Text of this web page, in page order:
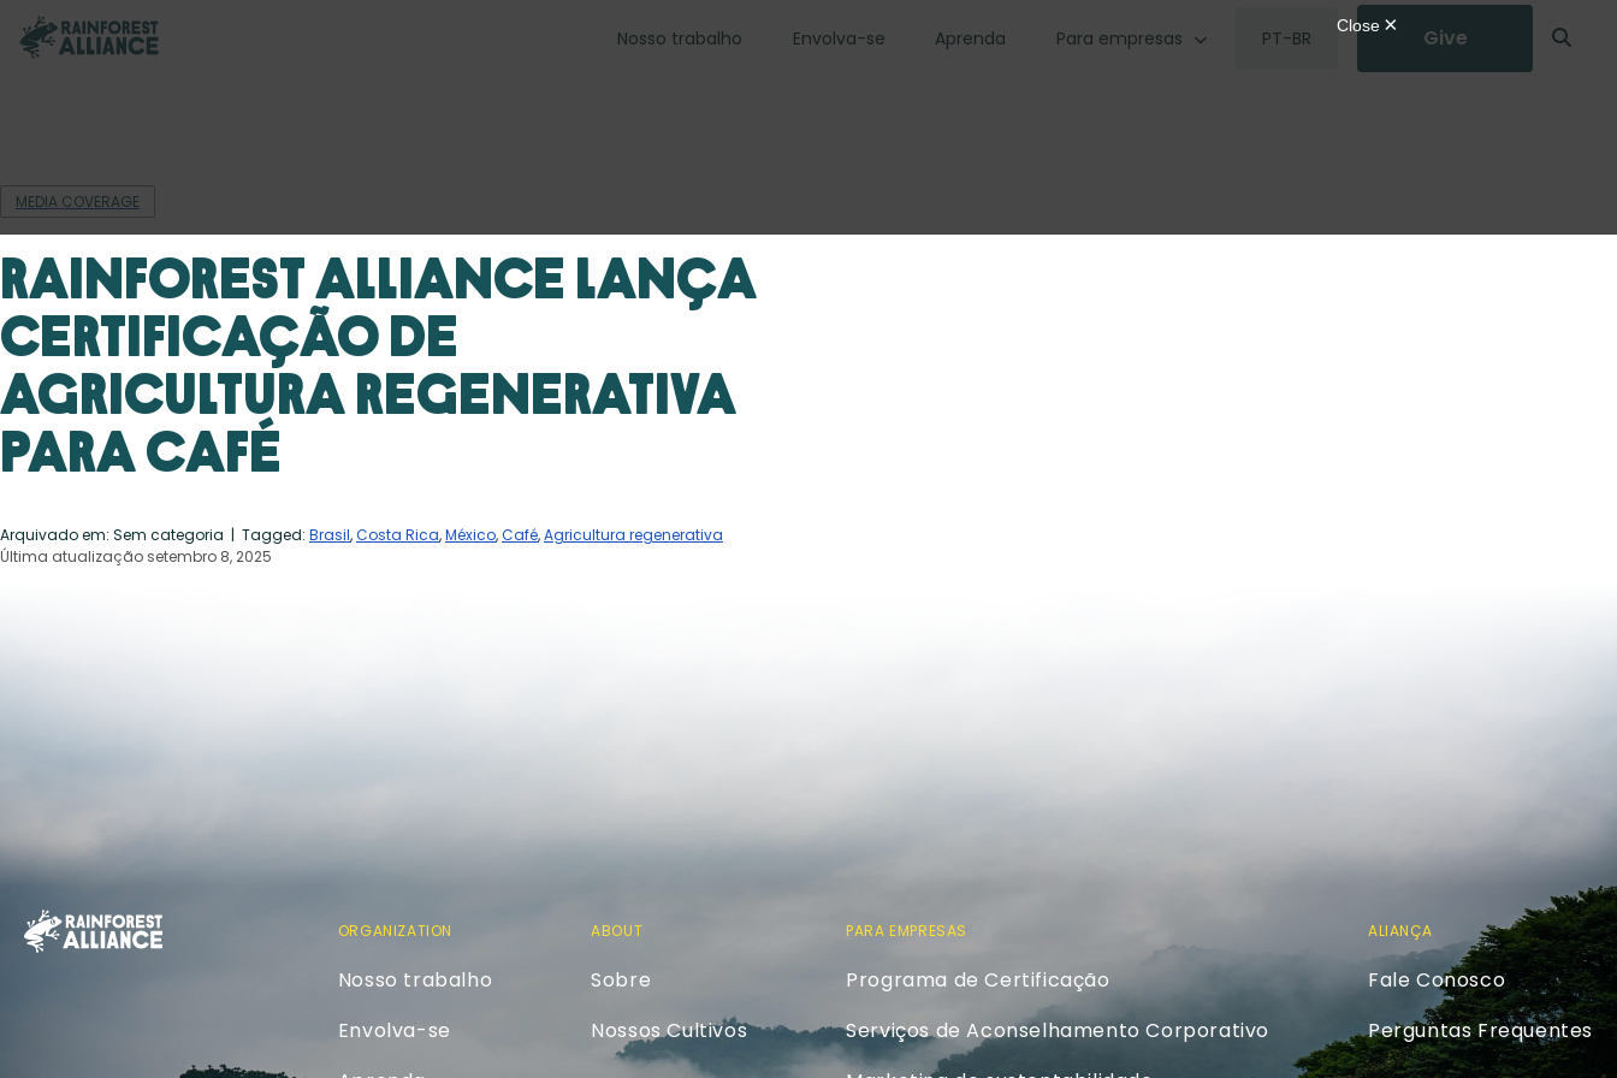
Nosso trabalho Envolva-se Aprenda Para empresas PT-BR Give
MEDIA COVERAGE
Rainforest Alliance lança
certificação de
agricultura regenerativa
para café
Arquivado em: Sem categoria | Tagged: Brasil,Costa Rica,México,Café,Agricultura regenerativa
Última atualização setembro 8, 2025
ORGANIZATION
Nosso trabalho
Envolva-se
ABOUT
Sobre
Nossos Cultivos
PARA EMPRESAS
Programa de Certificação
Serviços de Aconselhamento Corporativo
ALIANÇA
Fale Conosco
Perguntas Frequentes